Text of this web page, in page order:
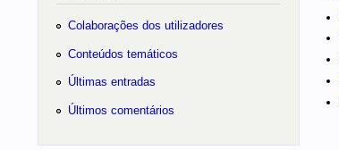
Colaborações dos utilizadores
Conteúdos temáticos
Últimas entradas
Últimos comentários